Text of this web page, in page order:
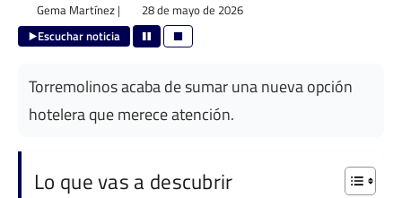
Gema Martínez| 28 de mayo de 2026
Escuchar noticia
Torremolinos acaba de sumar una nueva opción
hotelera que merece atención.
Lo que vas a descubrir